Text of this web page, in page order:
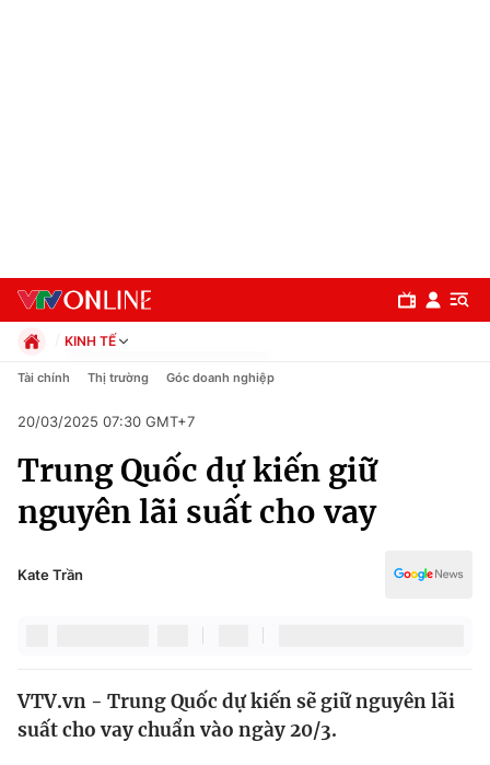
Chuyên mục
Chính trị
KINH TẾ
Chính trị
Pháp luật
Kinh tế
Thể thao
Truyền hình
Y tế
Tài chính Thị trường Góc doanh nghiệp
20/03/2025 07:30 GMT+7
Trung Quốc dự kiến giữ
nguyên lãi suất cho vay
Kate Trần
VTV.vn - Trung Quốc dự kiến ​​sẽ giữ nguyên lãi
suất cho vay chuẩn vào ngày 20/3.